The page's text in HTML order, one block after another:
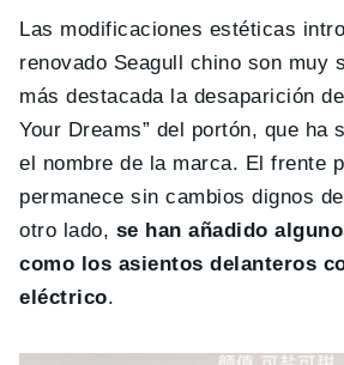
Las modificaciones estéticas
renovado Seagull chino son muy
más destacada la desaparición
Your Dreams” del portón, que ha
el nombre de la marca. El frente
permanece sin cambios dignos
otro lado, se han añadido
como los asientos delanteros
eléctrico.